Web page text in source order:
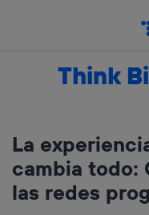
Think
La
cambia todo:
las redes